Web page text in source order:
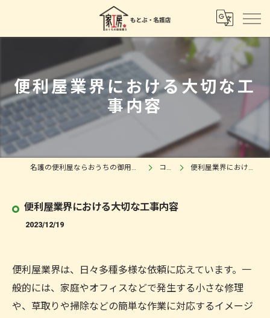
便利屋業界における大切な工
事内容
名護の便利屋ならおうちの御用聞き 家工房もとぶ・名護店 コラム 便利屋業界における大切な工事内容
便利屋業界における大切な工事内容
2023/12/19
便利屋業界は、日々多種多様な依頼に応えています。一
般的には、家庭やオフィスなどで発生する小さな修理
や、草取りや掃除などの簡単な作業に対応するイメージ